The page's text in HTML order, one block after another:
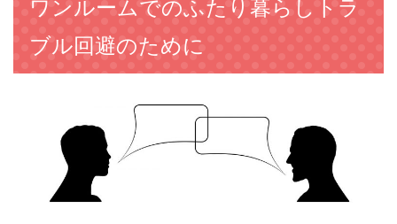
ワンルームでのふたり暮らしトラ
ブル回避のために